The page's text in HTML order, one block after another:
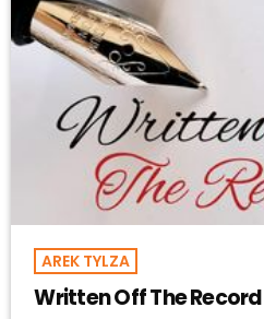
AREK TYLZA
Written Off The Record